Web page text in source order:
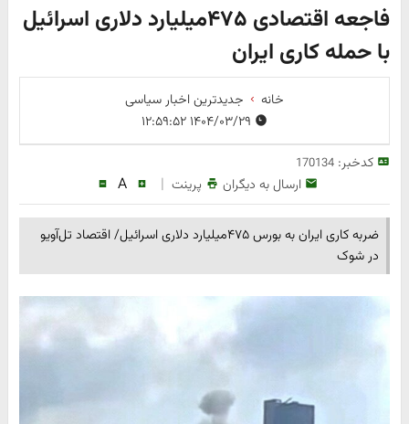
فاجعه اقتصادی ۴۷۵میلیارد دلاری اسرائیل
با حمله کاری ایران
خانه
جدیدترین اخبار سیاسی
کدخبر:170134
ارسال به دیگران پرینت |
A
ضربه کاری ایران به بورس ۴۷۵میلیارد دلاری اسرائیل/ اقتصاد تل‌آویو
در شوک